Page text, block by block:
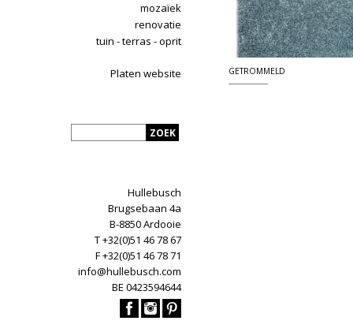
mozaïek
renovatie
tuin - terras - oprit
Platen website
Hullebusch
Brugsebaan 4a
B-8850 Ardooie
T +32(0)51 46 78 67
F +32(0)51 46 78 71
info@hullebusch.com
BE 0423594644
GETROMMELD